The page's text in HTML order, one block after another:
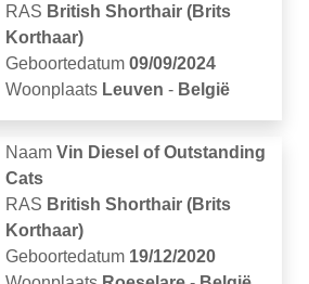
RAS British Shorthair (Brits
Korthaar)
Geboortedatum 09/09/2024
Woonplaats Leuven - België
Naam Vin Diesel of Outstanding
Cats
RAS British Shorthair (Brits
Korthaar)
Geboortedatum 19/12/2020